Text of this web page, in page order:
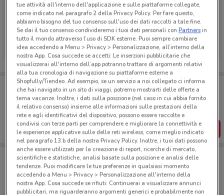
Todis
Scade il 16/08 1.4 km
Porta DoveConviene sempre con te!
Puoi trovare le migliori offerte dei negozi vicino a te,
salvarle e creare la tua lista del risparmio, comodamente
dal tuo cellulare.
SCARICA L’APP
Negozi Todis a Caserta
tue attività all'interno dell'applicazione e sulle piattaforme collegate,
come indicato nel paragrafo 2 della Privacy Policy. Per fare questo,
abbiamo bisogno del tuo consenso sull'uso dei dati raccolti a tale fine.
Se dai il tuo consenso condivideremo i tuoi dati personali conPartnersin
tutto il mondo attraverso l’uso di SDK esterne. Puoi sempre cambiare
idea accedendo a Menu > Privacy > Personalizzazione, all’interno della
nostra App. Cosa succede se accetti: Le inserzioni pubblicitarie che
visualizzerai all'interno dell’app potranno trattare di argomenti relativi
alla tua cronologia di navigazione su piattaforme esterne a
Shopfully/Tiendeo. Ad esempio, se un servizio a noi collegato ci informa
che hai navigato in un sito di viaggi, potremo mostrarti delle offerte a
tema vacanze. Inoltre, i dati sulla posizione (nel caso in cui abbia fornito
il relativo consenso) insieme alle informazioni sulle prestazioni della
rete e agli identificativi del dispositivo, possono essere raccolte e
condivisi con terze parti per comprendere e migliorare la connettività e
le esperienze applicative sulle delle reti wireless, come meglio indicato
nel paragrafo 13.b della nostra Privacy Policy. Inoltre, i tuoi dati possono
anche essere utilizzati per la creazione di report, ricerche di mercato,
scientifiche e statistiche, analisi basate sulla posizione e analisi delle
tendenze. Puoi modificare le tue preferenze in qualsiasi momento
accedendo a Menu > Privacy > Personalizzazione all'interno della
nostra App. Cosa succede se rifiuti: Continuerai a visualizzare annunci
pubblicitari, ma riguarderanno argomenti generici e probabilmente non